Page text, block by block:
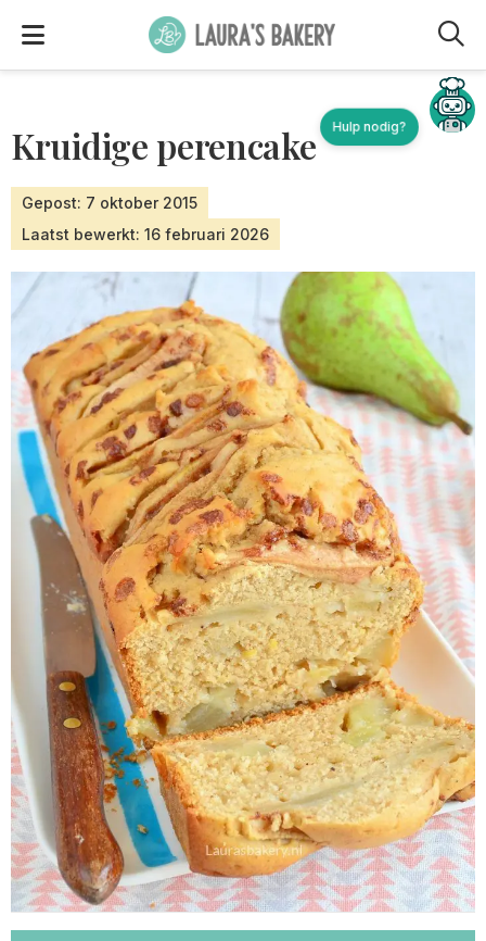
Kruidige perencake
Gepost: 7 oktober 2015
Laatst bewerkt: 16 februari 2026